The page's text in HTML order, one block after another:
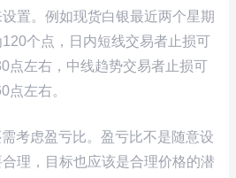
置。例如现货白银最近两个星期
个点，日内短线交易者止损可
点左右，中线趋势交易者止损可
点左右。
考虑盈亏比。盈亏比不是随意设
理，目标也应该是合理价格的潜